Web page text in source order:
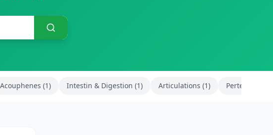
Acouphenes (1) Intestin & Digestion (1) Articulations (1) Perte de